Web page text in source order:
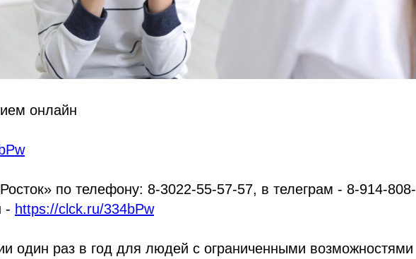
онлайн
по телефону: 8-3022-55-57-57, в телеграм - 8-914-808-
- https://clck.ru/334bPw
один раз в год для людей с ограниченными возможностями